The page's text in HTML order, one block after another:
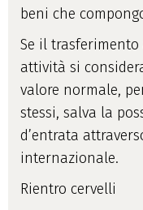
beni che
Se il trasferimento
attività si
valore normale,
stessi, salva la
d’entrata
internazionale.
Rientro cervelli